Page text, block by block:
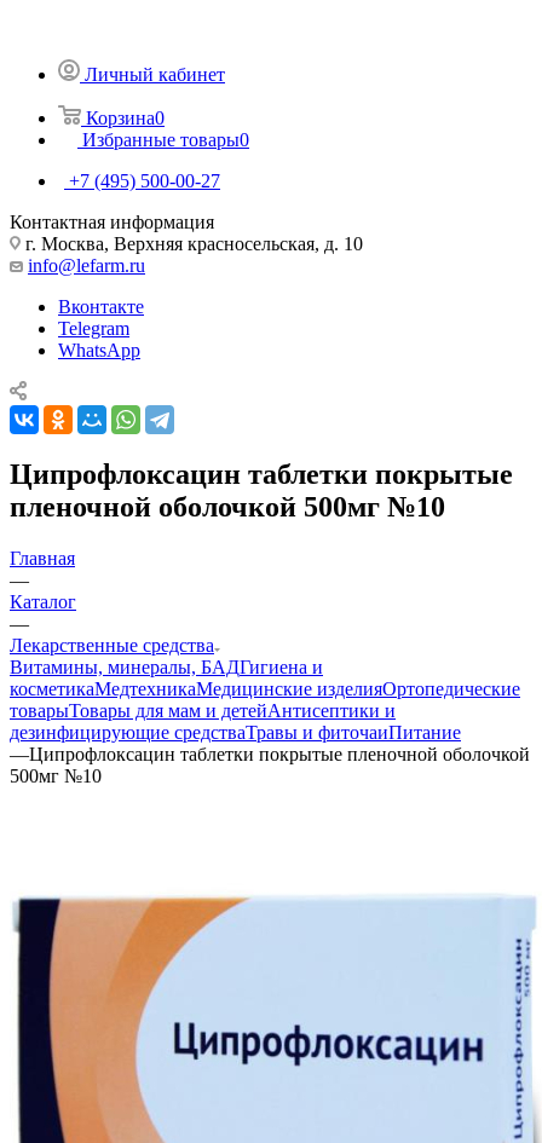
Личный кабинет
Корзина0
Избранные товары0
+7 (495) 500-00-27
Контактная информация
г. Москва, Верхняя красносельская, д. 10
info@lefarm.ru
Вконтакте
Telegram
WhatsApp
Ципрофлоксацин таблетки покрытые
пленочной оболочкой 500мг №10
Главная
—
Каталог
—
Лекарственные средства
Витамины, минералы, БАДГигиена и
косметикаМедтехникаМедицинские изделияОртопедические
товарыТовары для мам и детейАнтисептики и
дезинфицирующие средстваТравы и фиточаиПитание
—Ципрофлоксацин таблетки покрытые пленочной оболочкой
500мг №10